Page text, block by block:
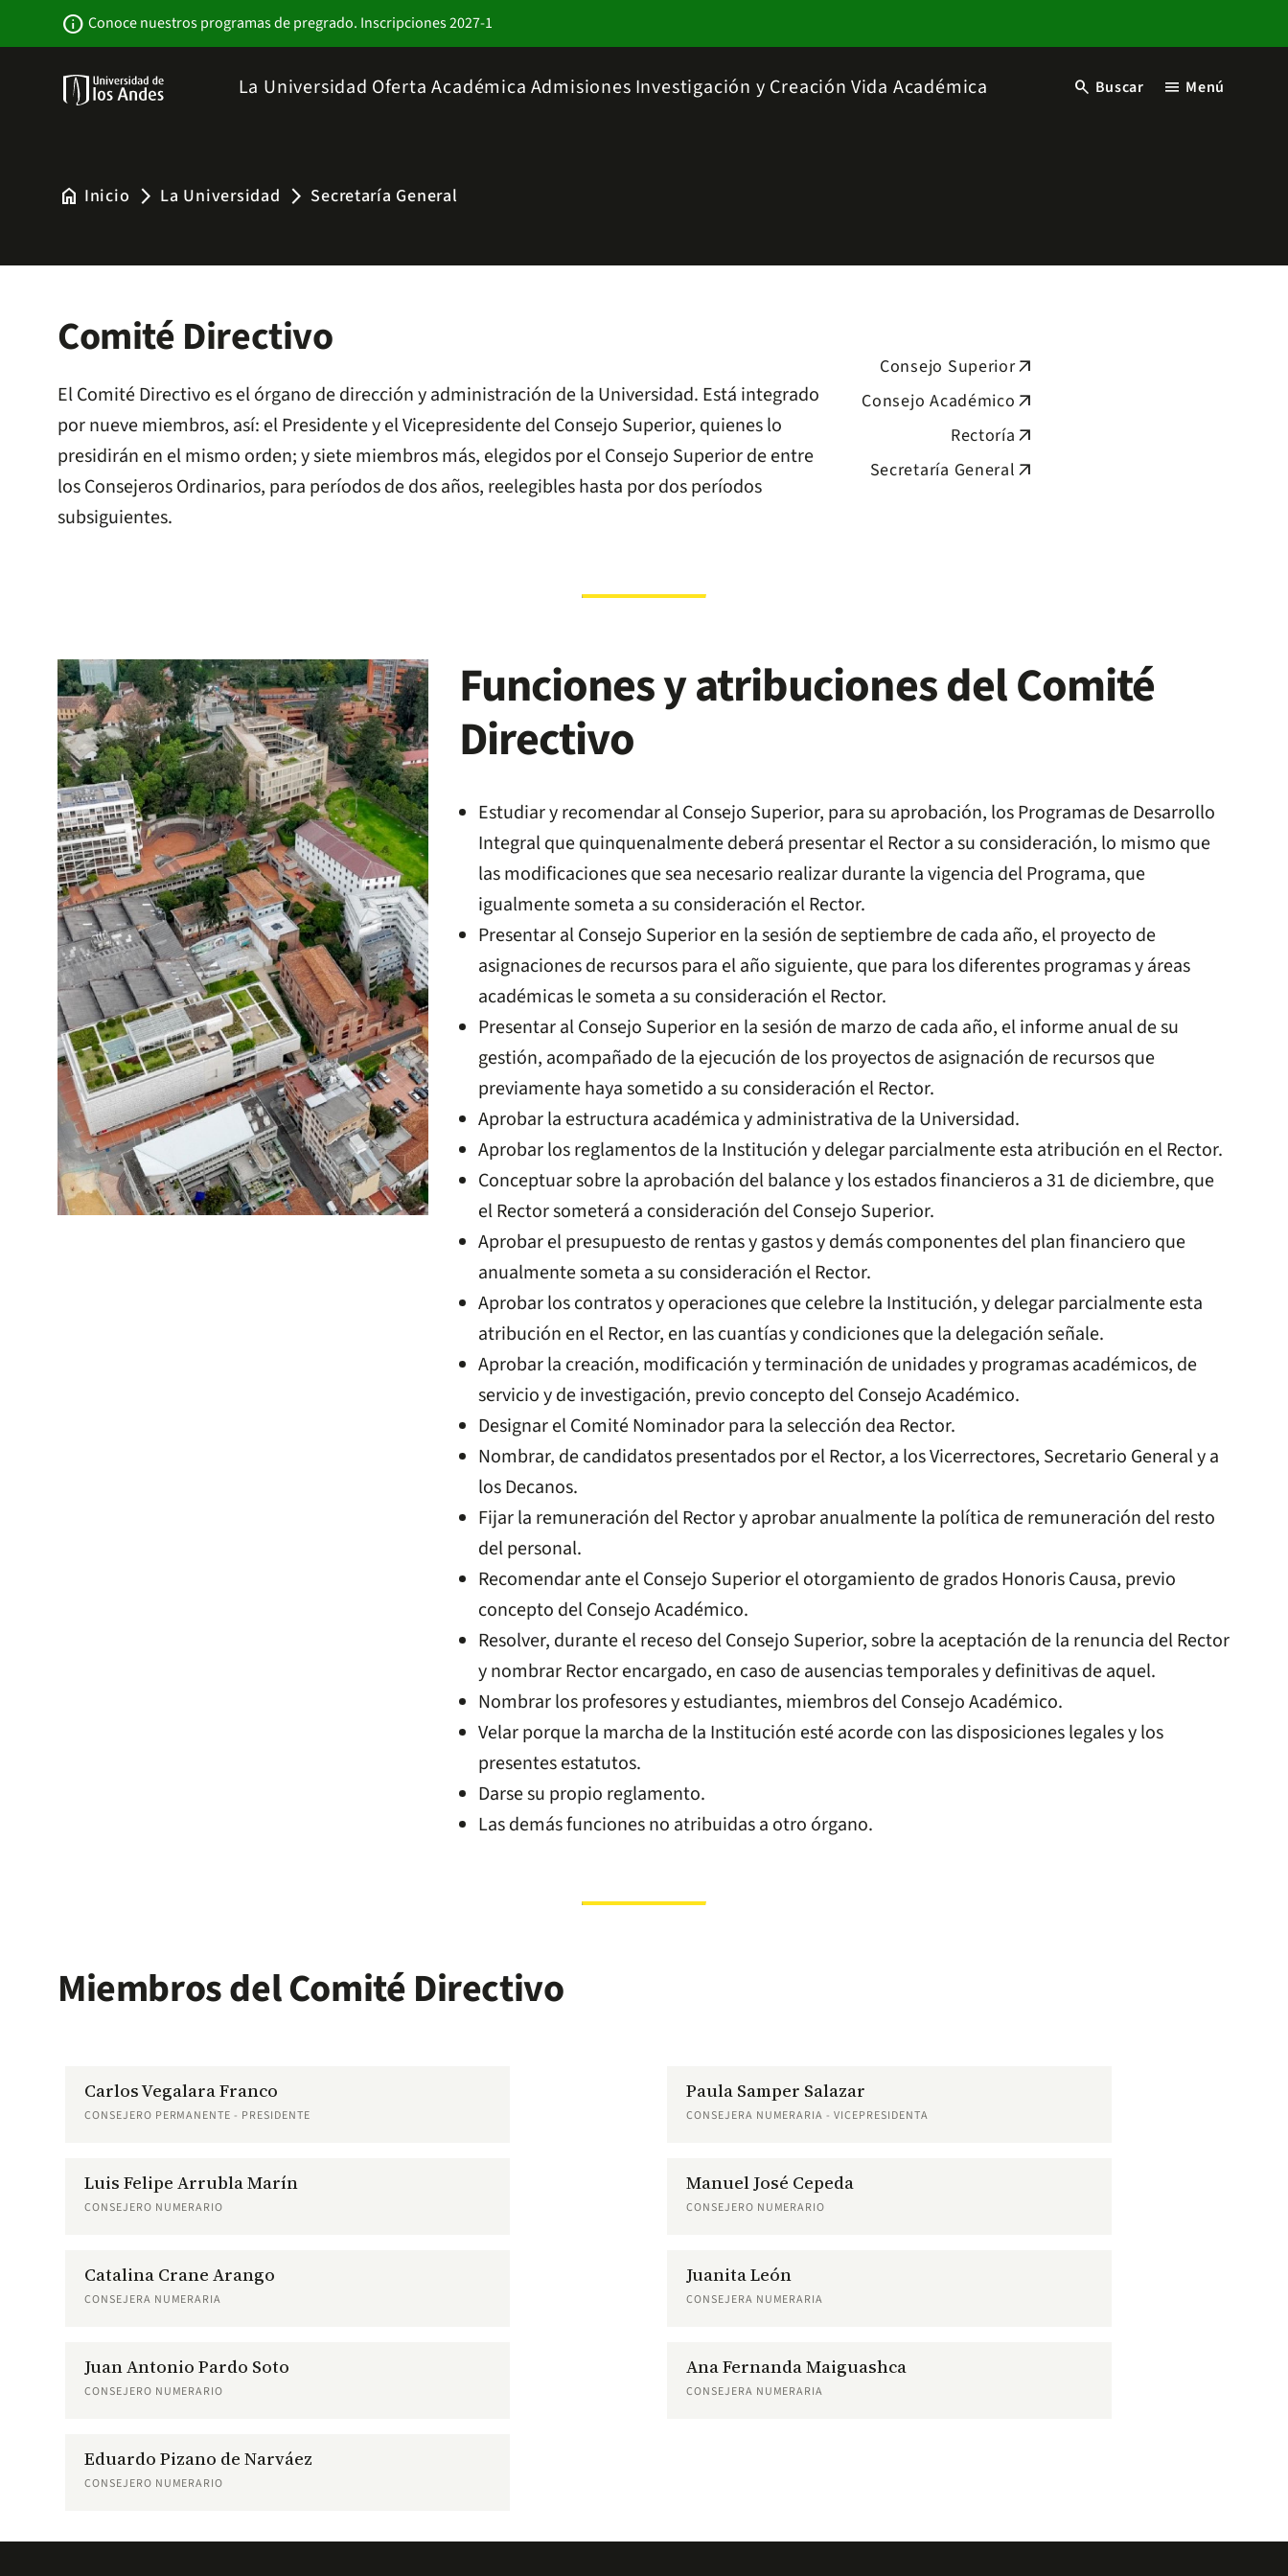
info Conoce nuestros programas de pregrado. Inscripciones 2027-1
La Universidad Oferta Académica Admisiones Investigación y Creación Vida Académica search Buscar menu Menú
home Inicio arrow_forward_ios La Universidad arrow_forward_ios Secretaría General
Comité Directivo
El Comité Directivo es el órgano de dirección y administración de la Universidad. Está integrado
por nueve miembros, así: el Presidente y el Vicepresidente del Consejo Superior, quienes lo
presidirán en el mismo orden; y siete miembros más, elegidos por el Consejo Superior de entre
los Consejeros Ordinarios, para períodos de dos años, reelegibles hasta por dos períodos
subsiguientes.
Consejo Superiorarrow_outward
Consejo Académico arrow_outward
Rectoría arrow_outward
Secretaría General arrow_outward
Funciones y atribuciones del Comité
Directivo
Estudiar y recomendar al Consejo Superior, para su aprobación, los Programas de Desarrollo
Integral que quinquenalmente deberá presentar el Rector a su consideración, lo mismo que
las modificaciones que sea necesario realizar durante la vigencia del Programa, que
igualmente someta a su consideración el Rector.
Presentar al Consejo Superior en la sesión de septiembre de cada año, el proyecto de
asignaciones de recursos para el año siguiente, que para los diferentes programas y áreas
académicas le someta a su consideración el Rector.
Presentar al Consejo Superior en la sesión de marzo de cada año, el informe anual de su
gestión, acompañado de la ejecución de los proyectos de asignación de recursos que
previamente haya sometido a su consideración el Rector.
Aprobar la estructura académica y administrativa de la Universidad.
Aprobar los reglamentos de la Institución y delegar parcialmente esta atribución en el Rector.
Conceptuar sobre la aprobación del balance y los estados financieros a 31 de diciembre, que
el Rector someterá a consideración del Consejo Superior.
Aprobar el presupuesto de rentas y gastos y demás componentes del plan financiero que
anualmente someta a su consideración el Rector.
Aprobar los contratos y operaciones que celebre la Institución, y delegar parcialmente esta
atribución en el Rector, en las cuantías y condiciones que la delegación señale.
Aprobar la creación, modificación y terminación de unidades y programas académicos, de
servicio y de investigación, previo concepto del Consejo Académico.
Designar el Comité Nominador para la selección dea Rector.
Nombrar, de candidatos presentados por el Rector, a los Vicerrectores, Secretario General y a
los Decanos.
Fijar la remuneración del Rector y aprobar anualmente la política de remuneración del resto
del personal.
Recomendar ante el Consejo Superior el otorgamiento de grados Honoris Causa, previo
concepto del Consejo Académico.
Resolver, durante el receso del Consejo Superior, sobre la aceptación de la renuncia del Rector
y nombrar Rector encargado, en caso de ausencias temporales y definitivas de aquel.
Nombrar los profesores y estudiantes, miembros del Consejo Académico.
Velar porque la marcha de la Institución esté acorde con las disposiciones legales y los
presentes estatutos.
Darse su propio reglamento.
Las demás funciones no atribuidas a otro órgano.
Miembros del Comité Directivo
Carlos Vegalara Franco
CONSEJERO PERMANENTE - PRESIDENTE
Luis Felipe Arrubla Marín
CONSEJERO NUMERARIO
Catalina Crane Arango
CONSEJERA NUMERARIA
Juan Antonio Pardo Soto
CONSEJERO NUMERARIO
Eduardo Pizano de Narváez
CONSEJERO NUMERARIO
Paula Samper Salazar
CONSEJERA NUMERARIA - VICEPRESIDENTA
Manuel José Cepeda
CONSEJERO NUMERARIO
Juanita León
CONSEJERA NUMERARIA
Ana Fernanda Maiguashca
CONSEJERA NUMERARIA